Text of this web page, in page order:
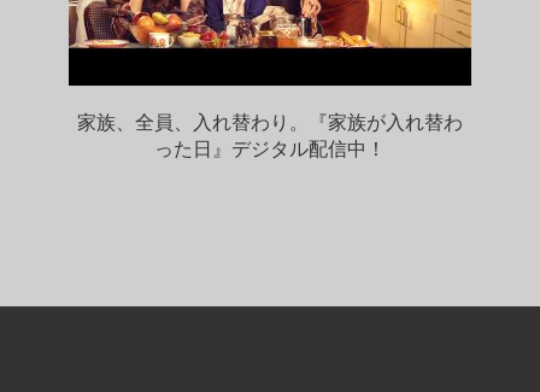
家族、全員、入れ替わり。『家族が入れ替わ
った日』デジタル配信中！